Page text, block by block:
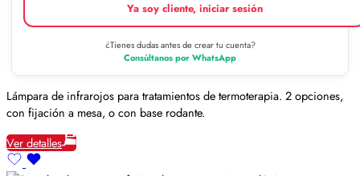
Ya soy cliente, iniciar sesión
¿Tienes dudas antes de crear tu cuenta?
Consúltanos por WhatsApp
Lámpara de infrarojos para tratamientos de termoterapia. 2 opciones,
con fijación a mesa, o con base rodante.
Ver detalles